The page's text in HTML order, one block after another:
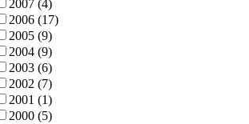
2007 (4)
2006 (17)
2005 (9)
2004 (9)
2003 (6)
2002 (7)
2001 (1)
2000 (5)